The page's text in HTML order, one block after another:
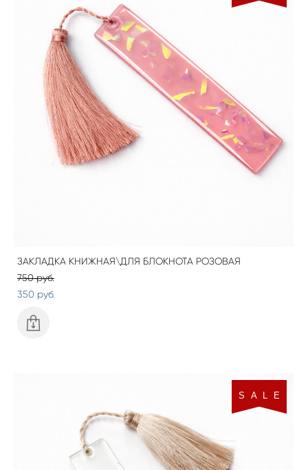
ЗАКЛАДКА КНИЖНАЯ\ДЛЯ БЛОКНОТА РОЗОВАЯ
750 pуб.
350 pуб.
S A L E